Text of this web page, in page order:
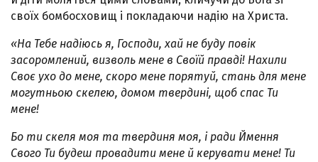
своїх бомбосховищ і покладаючи надію на Христа.
«На Тебе надіюсь я, Господи, хай не буду повік
засоромлений, визволь мене в Своїй правді! Нахили
Своє ухо до мене, скоро мене порятуй, стань для мене
могутньою скелею, домом твердині, щоб спас Ти
мене!
Бо ти скеля моя та твердиня моя, і ради Ймення
Свого Ти будеш провадити мене й керувати мене! Ти